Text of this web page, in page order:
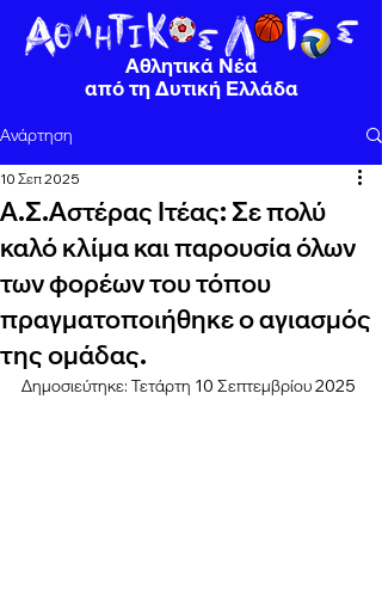
Αθλητικά Νέα
από τη Δυτική Ελλάδα
Ανάρτηση
Α.Σ.Αστέρας Ιτέας: Σε πολύ
καλό κλίμα και παρουσία όλων
των φορέων του τόπου
πραγματοποιήθηκε ο αγιασμός
της ομάδας.
10 Σεπ 2025
Δημοσιεύτηκε: Τετάρτη 10 Σεπτεμβρίου 2025